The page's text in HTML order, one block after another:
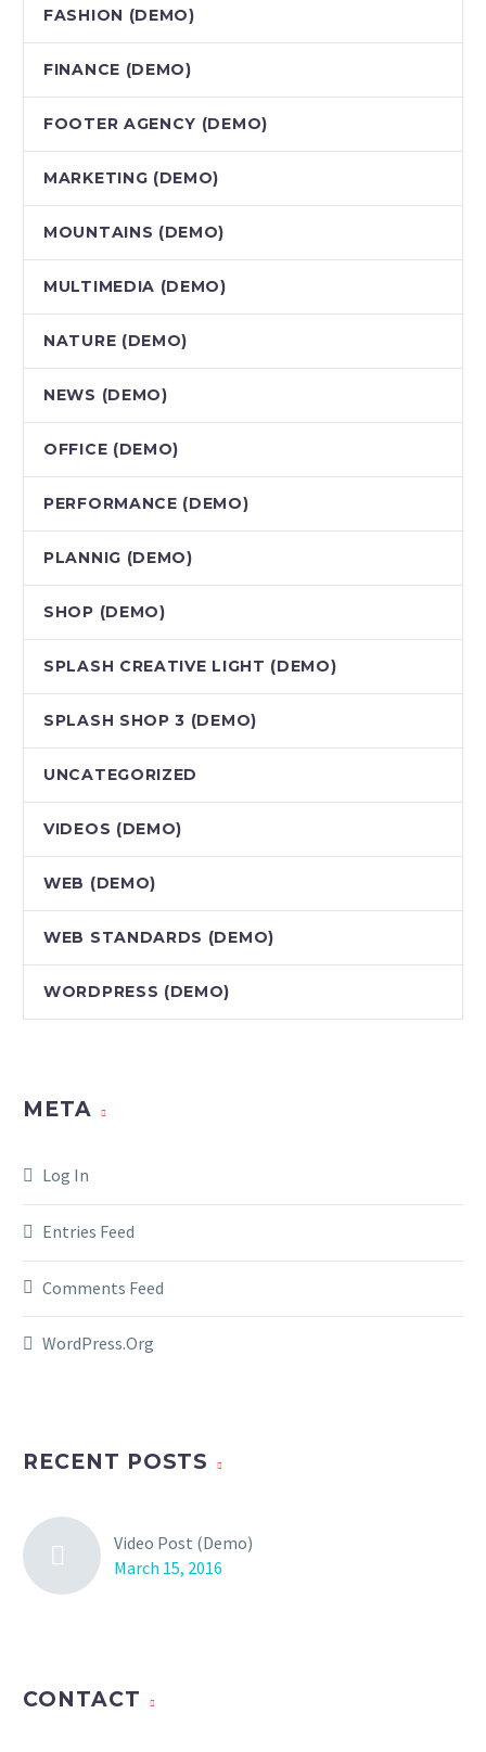
FASHION (DEMO)
FINANCE (DEMO)
FOOTER AGENCY (DEMO)
MARKETING (DEMO)
MOUNTAINS (DEMO)
MULTIMEDIA (DEMO)
NATURE (DEMO)
NEWS (DEMO)
OFFICE (DEMO)
PERFORMANCE (DEMO)
PLANNIG (DEMO)
SHOP (DEMO)
SPLASH CREATIVE LIGHT (DEMO)
SPLASH SHOP 3 (DEMO)
UNCATEGORIZED
VIDEOS (DEMO)
WEB (DEMO)
WEB STANDARDS (DEMO)
WORDPRESS (DEMO)
META
Log In
Entries Feed
Comments Feed
WordPress.org
RECENT POSTS
Video Post (Demo)
March 15, 2016
CONTACT